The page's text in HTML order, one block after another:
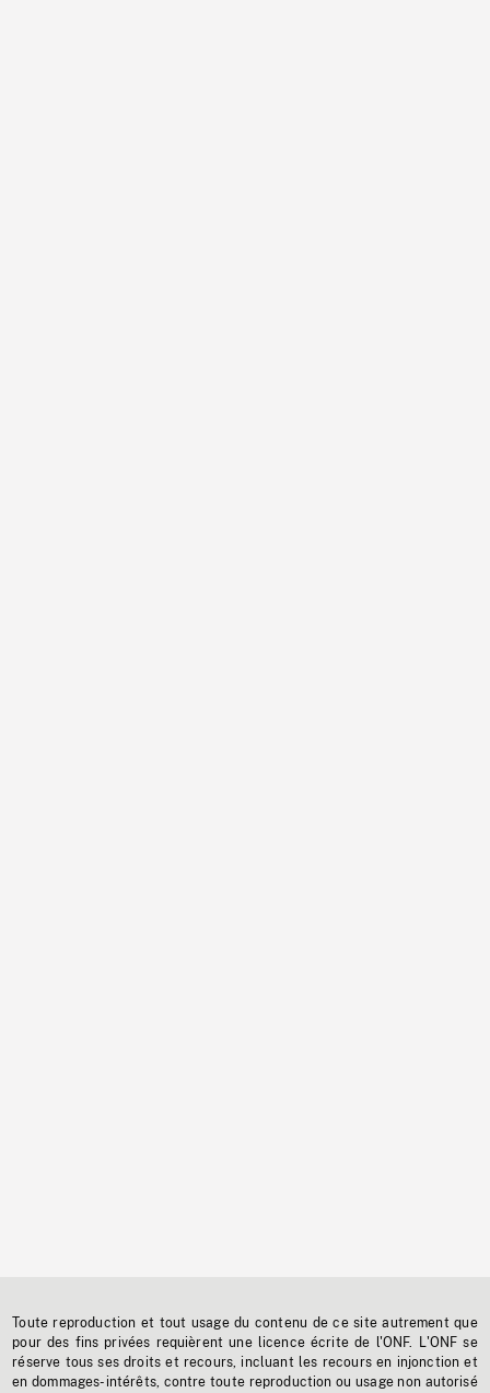
Toute reproduction et tout usage du contenu de ce site autrement que
pour des fins privées requièrent une licence écrite de l'ONF. L'ONF se
réserve tous ses droits et recours, incluant les recours en injonction et
en dommages-intérêts, contre toute reproduction ou usage non autorisé